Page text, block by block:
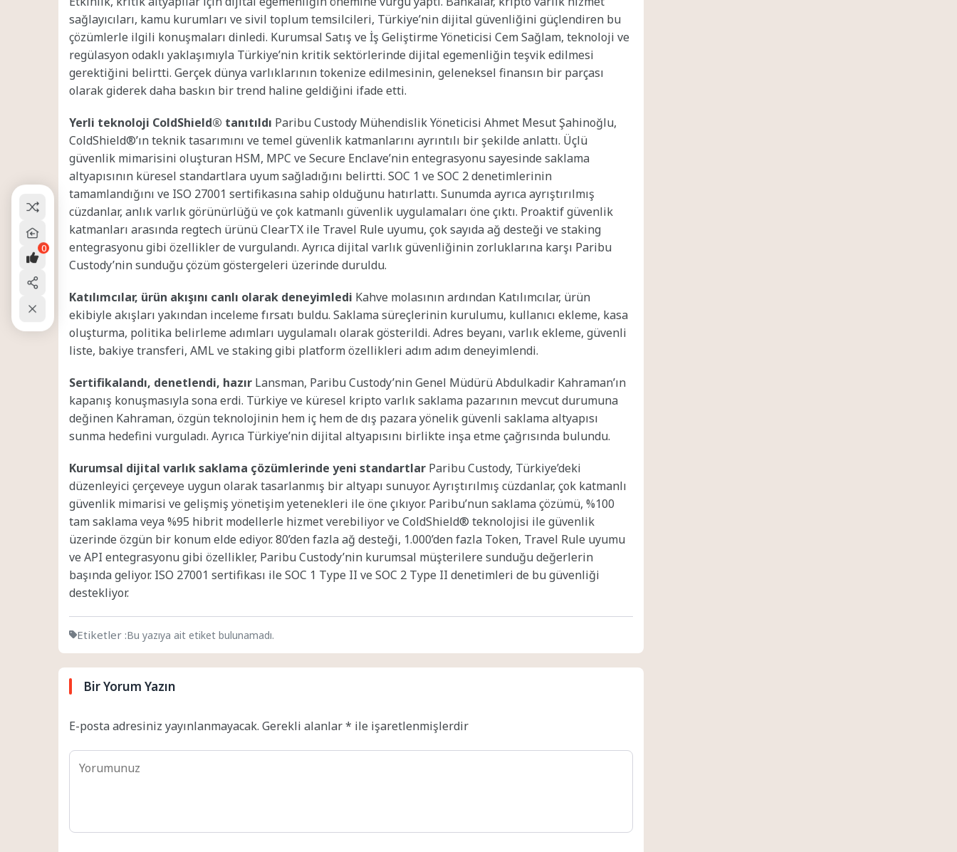
sağlayıcıları, kamu kurumları ve sivil toplum temsilcileri, Türkiye’nin dijital güvenliğini güçlendiren bu
çözümlerle ilgili konuşmaları dinledi. Kurumsal Satış ve İş Geliştirme Yöneticisi Cem Sağlam, teknoloji ve
regülasyon odaklı yaklaşımıyla Türkiye’nin kritik sektörlerinde dijital egemenliğin teşvik edilmesi
gerektiğini belirtti. Gerçek dünya varlıklarının tokenize edilmesinin, geleneksel finansın bir parçası
olarak giderek daha baskın bir trend haline geldiğini ifade etti.
Yerli teknoloji ColdShield® tanıtıldı Paribu Custody Mühendislik Yöneticisi Ahmet Mesut Şahinoğlu,
ColdShield®’ın teknik tasarımını ve temel güvenlik katmanlarını ayrıntılı bir şekilde anlattı. Üçlü
güvenlik mimarisini oluşturan HSM, MPC ve Secure Enclave’nin entegrasyonu sayesinde saklama
altyapısının küresel standartlara uyum sağladığını belirtti. SOC 1 ve SOC 2 denetimlerinin
tamamlandığını ve ISO 27001 sertifikasına sahip olduğunu hatırlattı. Sunumda ayrıca ayrıştırılmış
cüzdanlar, anlık varlık görünürlüğü ve çok katmanlı güvenlik uygulamaları öne çıktı. Proaktif güvenlik
katmanları arasında regtech ürünü ClearTX ile Travel Rule uyumu, çok sayıda ağ desteği ve staking
entegrasyonu gibi özellikler de vurgulandı. Ayrıca dijital varlık güvenliğinin zorluklarına karşı Paribu
Custody’nin sunduğu çözüm göstergeleri üzerinde duruldu.
Katılımcılar, ürün akışını canlı olarak deneyimledi Kahve molasının ardından Katılımcılar, ürün
ekibiyle akışları yakından inceleme fırsatı buldu. Saklama süreçlerinin kurulumu, kullanıcı ekleme, kasa
oluşturma, politika belirleme adımları uygulamalı olarak gösterildi. Adres beyanı, varlık ekleme, güvenli
liste, bakiye transferi, AML ve staking gibi platform özellikleri adım adım deneyimlendi.
Sertifikalandı, denetlendi, hazır Lansman, Paribu Custody’nin Genel Müdürü Abdulkadir Kahraman’ın
kapanış konuşmasıyla sona erdi. Türkiye ve küresel kripto varlık saklama pazarının mevcut durumuna
değinen Kahraman, özgün teknolojinin hem iç hem de dış pazara yönelik güvenli saklama altyapısı
sunma hedefini vurguladı. Ayrıca Türkiye’nin dijital altyapısını birlikte inşa etme çağrısında bulundu.
Kurumsal dijital varlık saklama çözümlerinde yeni standartlar Paribu Custody, Türkiye’deki
düzenleyici çerçeveye uygun olarak tasarlanmış bir altyapı sunuyor. Ayrıştırılmış cüzdanlar, çok katmanlı
güvenlik mimarisi ve gelişmiş yönetişim yetenekleri ile öne çıkıyor. Paribu’nun saklama çözümü, %100
tam saklama veya %95 hibrit modellerle hizmet verebiliyor ve ColdShield® teknolojisi ile güvenlik
üzerinde özgün bir konum elde ediyor. 80’den fazla ağ desteği, 1.000’den fazla Token, Travel Rule uyumu
ve API entegrasyonu gibi özellikler, Paribu Custody’nin kurumsal müşterilere sunduğu değerlerin
başında geliyor. ISO 27001 sertifikası ile SOC 1 Type II ve SOC 2 Type II denetimleri de bu güvenliği
destekliyor.
Etiketler :Bu yazıya ait etiket bulunamadı.
Bir Yorum Yazın
E-posta adresiniz yayınlanmayacak. Gerekli alanlar* ile işaretlenmişlerdir
0